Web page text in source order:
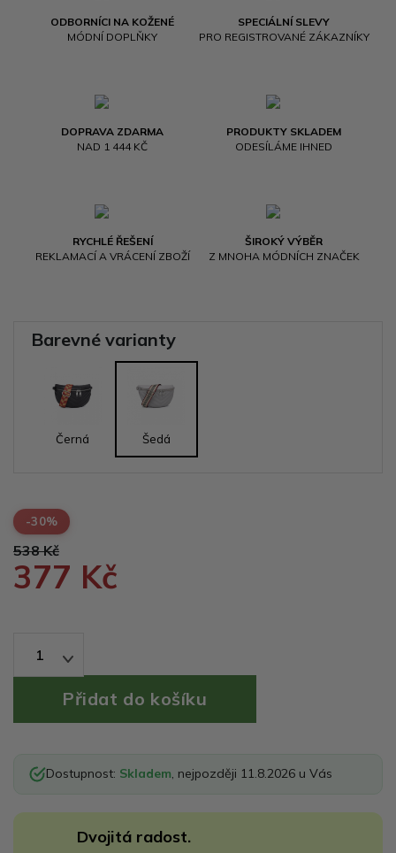
ODBORNÍCI NA KOŽENÉ
MÓDNÍ DOPLŇKY
SPECIÁLNÍ SLEVY
PRO REGISTROVANÉ ZÁKAZNÍKY
DOPRAVA ZDARMA
NAD 1 444 KČ
PRODUKTY SKLADEM
ODESÍLÁME IHNED
RYCHLÉ ŘEŠENÍ
REKLAMACÍ A VRÁCENÍ ZBOŽÍ
ŠIROKÝ VÝBĚR
Z MNOHA MÓDNÍCH ZNAČEK
Barevné varianty
Černá Šedá
-30%
538 Kč
377 Kč
1
Dostupnost: Skladem, nejpozději 11.8.2026 u Vás
Dvojitá radost.